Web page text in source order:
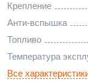
Крепление
Анти-вспышка
Топливо
Температура
Все